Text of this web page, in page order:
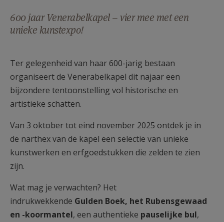
AANMELDEN OF REGISTREREN
600 jaar Venerabelkapel – vier mee met een
unieke kunstexpo!
Ter gelegenheid van haar 600-jarig bestaan
organiseert de Venerabelkapel dit najaar een
bijzondere tentoonstelling vol historische en
artistieke schatten.
Van 3 oktober tot eind november 2025 ontdek je in
de narthex van de kapel een selectie van unieke
kunstwerken en erfgoedstukken die zelden te zien
zijn.
Wat mag je verwachten? Het
indrukwekkende Gulden Boek, het Rubensgewaad
en -koormantel, een authentieke pauselijke bul,